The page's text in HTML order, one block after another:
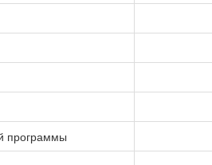
программы